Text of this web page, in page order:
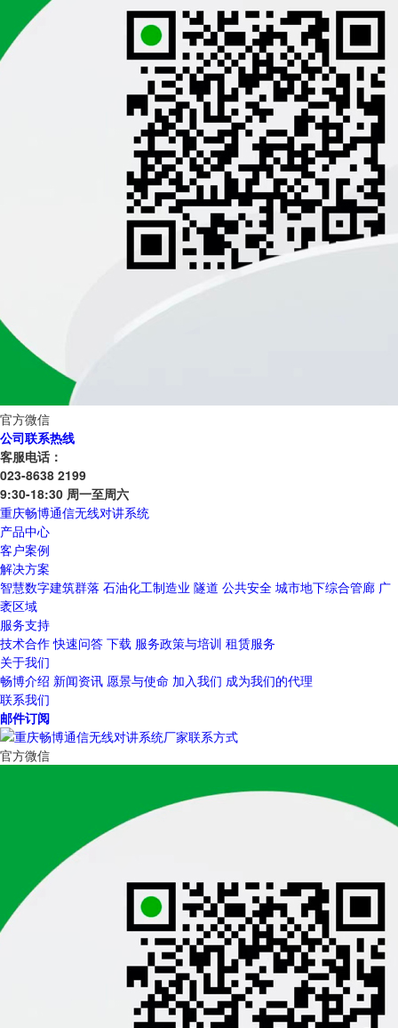
官方微信
公司联系热线
客服电话：
023-8638 2199
9:30-18:30 周一至周六
重庆畅博通信无线对讲系统
产品中心
客户案例
解决方案
智慧数字建筑群落 石油化工制造业 隧道 公共安全 城市地下综合管廊 广
袤区域
服务支持
技术合作 快速问答 下载 服务政策与培训 租赁服务
关于我们
畅博介绍 新闻资讯 愿景与使命 加入我们 成为我们的代理
联系我们
邮件订阅
官方微信